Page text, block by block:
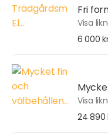
Fri
Visa
6 000
Visa
24 890